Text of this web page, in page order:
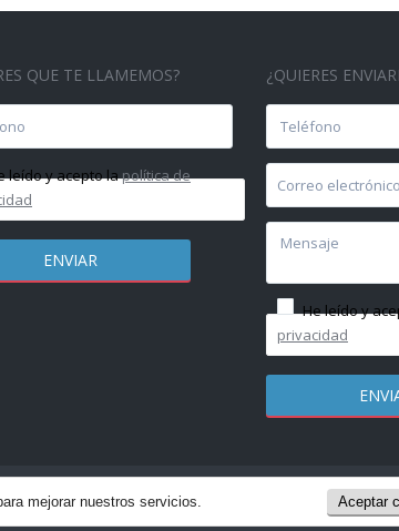
QUE TE LLAMEMOS?
leído y acepto lapolítica de
¿QUIERES
He leído y
privacidad
Marketing Política de Privacidad & Aviso Legal
Aceptar
mejorar nuestros servicios.